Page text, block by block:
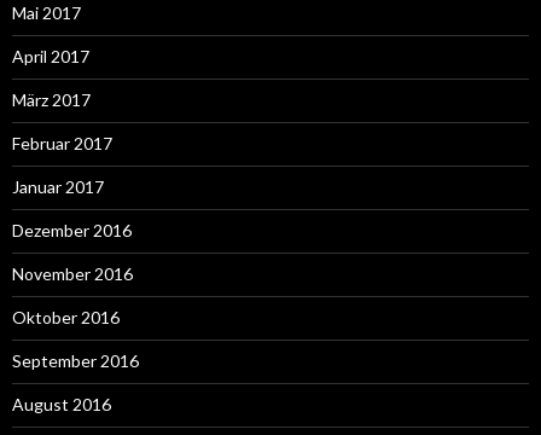
Mai 2017
April 2017
März 2017
Februar 2017
Januar 2017
Dezember 2016
November 2016
Oktober 2016
September 2016
August 2016